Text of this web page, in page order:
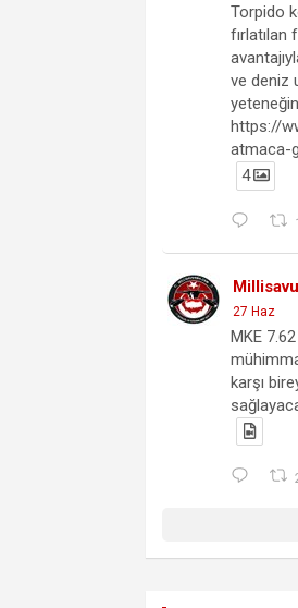
Torpido
ve deniz
https://
atmaca-
4
27 Haz
MKE
karşı